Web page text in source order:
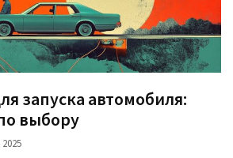
запуска автомобиля:
выбору